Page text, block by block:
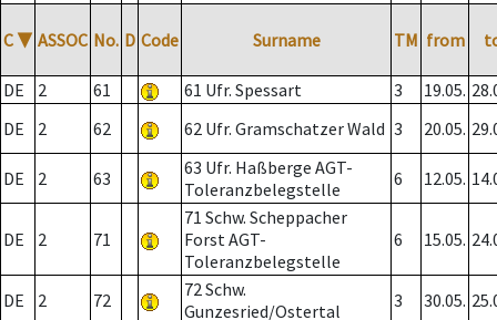
C ▼ ASSOC No. D Code Surname TM from
DE 2 61 61 Ufr. Spessart 3 19.05.
DE
2 62 62 Ufr. Gramschatzer Wald 3 20.05.
DE 2 63
63 Ufr. Haßberge AGT-
Toleranzbelegstelle
6 12.05.
DE 2 71
71 Schw. Scheppacher
Forst AGT-
Toleranzbelegstelle
6 15.05.
DE 2 72
72 Schw.
Gunzesried/Ostertal
3 30.05.